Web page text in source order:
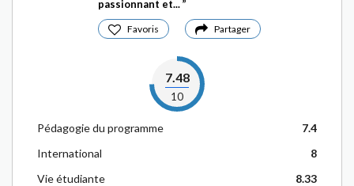
passionnant et...
Favoris Partager
7.48
10
Pédagogie du programme
7.4
International
8
Vie étudiante
8.33